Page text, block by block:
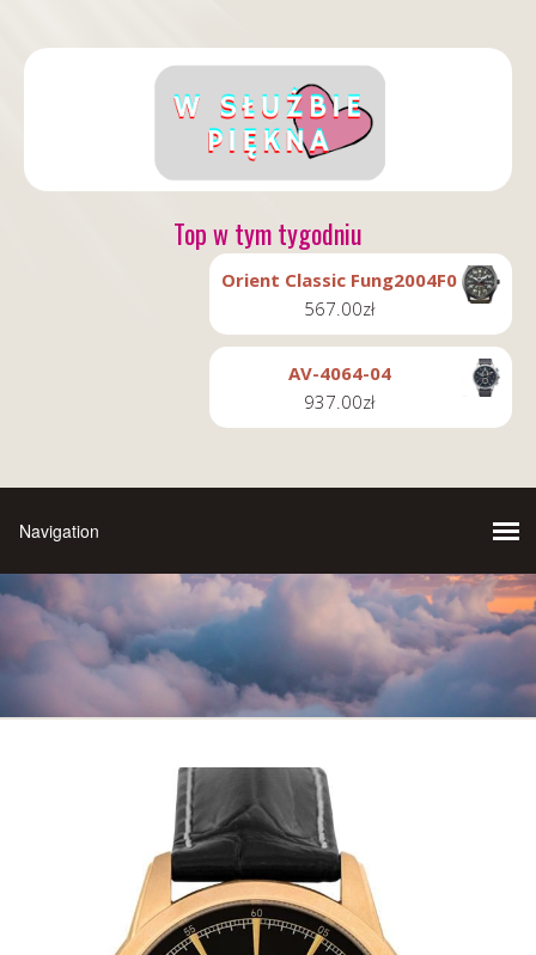
Top w tym tygodniu
Orient Classic Fung2004F0
567.00zł
AV-4064-04
937.00zł